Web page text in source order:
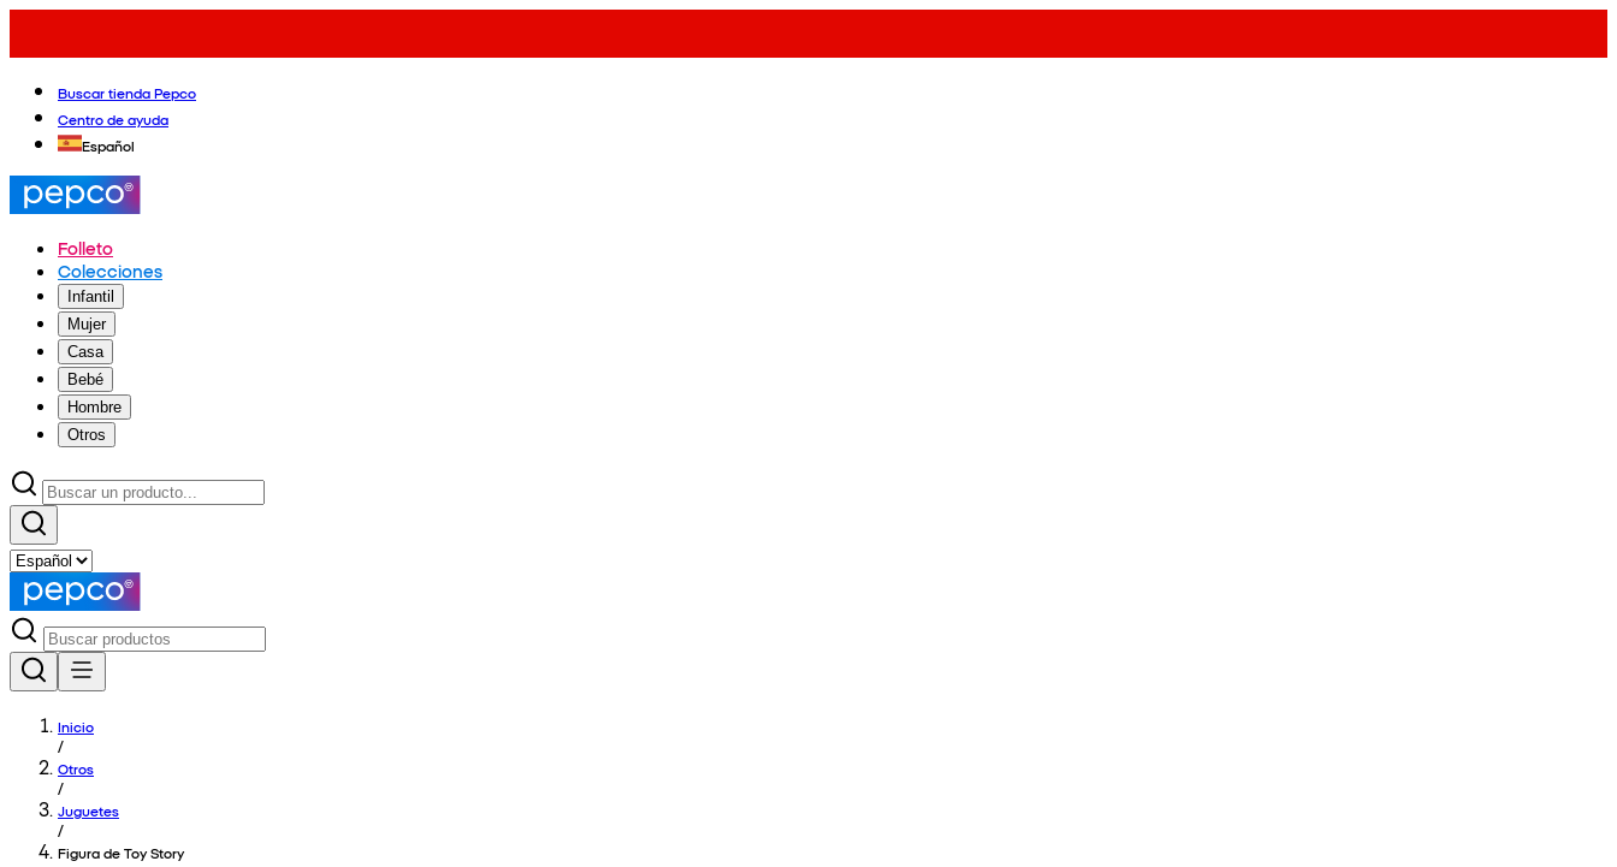
Buscar tienda Pepco
Centro de ayuda
Español
Folleto
Colecciones
Infantil
Mujer
Casa
Bebé
Hombre
Otros
Inicio
/
Otros
/
Juguetes
/
Figura de Toy Story